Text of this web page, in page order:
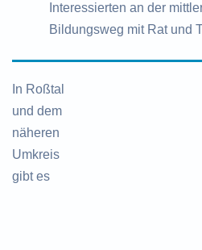
Interessierten an der
Bildungsweg mit Rat und
In Roßtal
und dem
näheren
Umkreis
gibt es